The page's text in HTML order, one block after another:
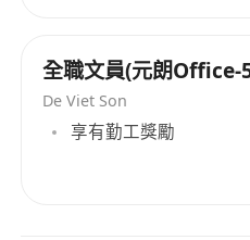
全職文員(元朗Office-
De Viet Son
享有勤工獎勵